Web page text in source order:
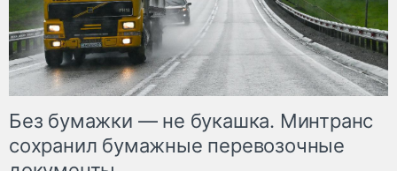
Без бумажки — не букашка. Минтранс
сохранил бумажные перевозочные